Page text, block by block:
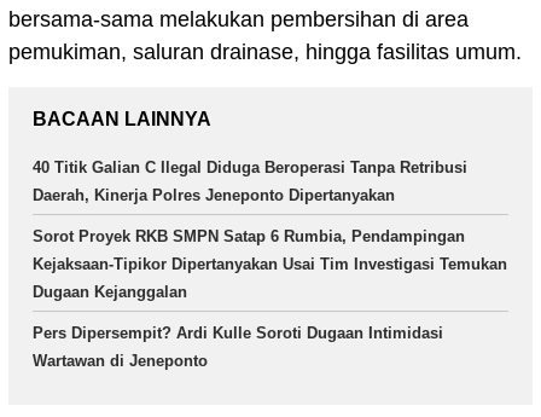
bersama-sama melakukan pembersihan di area
pemukiman, saluran drainase, hingga fasilitas umum.
BACAAN LAINNYA
40 Titik Galian C Ilegal Diduga Beroperasi Tanpa Retribusi
Daerah, Kinerja Polres Jeneponto Dipertanyakan
Sorot Proyek RKB SMPN Satap 6 Rumbia, Pendampingan
Kejaksaan-Tipikor Dipertanyakan Usai Tim Investigasi Temukan
Dugaan Kejanggalan
Pers Dipersempit? Ardi Kulle Soroti Dugaan Intimidasi
Wartawan di Jeneponto